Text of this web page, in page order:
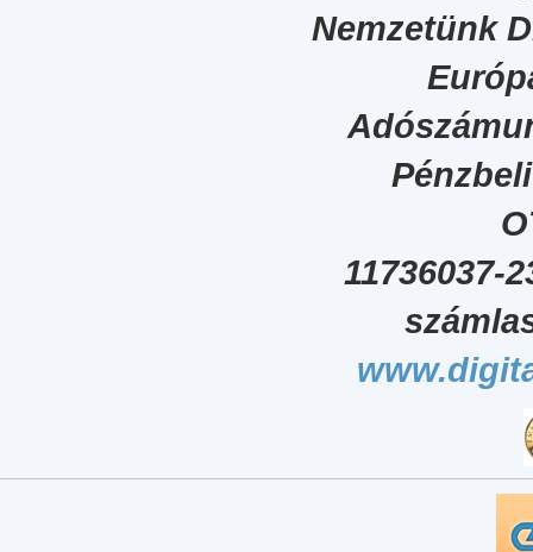
Nemzetünk
11736037-